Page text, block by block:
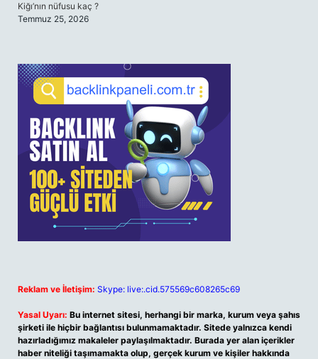
Kiğı’nın nüfusu kaç ?
Temmuz 25, 2026
Reklam ve İletişim: Skype: live:.cid.575569c608265c69
Yasal Uyarı: Bu internet sitesi, herhangi bir marka, kurum veya şahıs
şirketi ile hiçbir bağlantısı bulunmamaktadır. Sitede yalnızca kendi
hazırladığımız makaleler paylaşılmaktadır. Burada yer alan içerikler
haber niteliği taşımamakta olup, gerçek kurum ve kişiler hakkında